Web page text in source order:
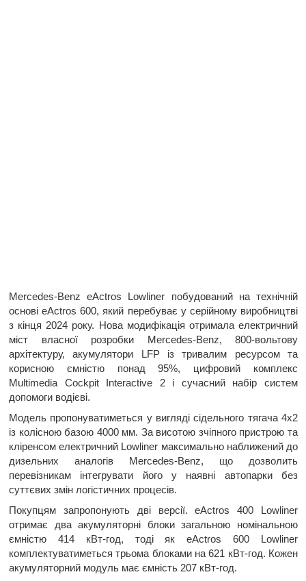
Mercedes-Benz eActros Lowliner побудований на технічній
основі eActros 600, який перебуває у серійному виробництві
з кінця 2024 року. Нова модифікація отримала електричний
міст власної розробки Mercedes-Benz, 800-вольтову
архітектуру, акумулятори LFP із тривалим ресурсом та
корисною ємністю понад 95%, цифровий комплекс
Multimedia Cockpit Interactive 2 і сучасний набір систем
допомоги водієві.
Модель пропонуватиметься у вигляді сідельного тягача 4x2
із колісною базою 4000 мм. За висотою зчіпного пристрою та
кліренсом електричний Lowliner максимально наближений до
дизельних аналогів Mercedes-Benz, що дозволить
перевізникам інтегрувати його у наявні автопарки без
суттєвих змін логістичних процесів.
Покупцям запропонують дві версії. eActros 400 Lowliner
отримає два акумуляторні блоки загальною номінальною
ємністю 414 кВт-год, тоді як eActros 600 Lowliner
комплектуватиметься трьома блоками на 621 кВт-год. Кожен
акумуляторний модуль має ємність 207 кВт-год.